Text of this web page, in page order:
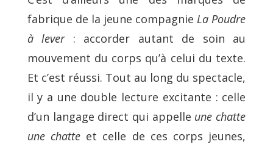
fabrique de la jeune compagnie La Poudre
à lever: accorder autant de soin au
mouvement du corps qu’à celui du texte.
Et c’est réussi. Tout au long du spectacle,
il y a une double lecture excitante : celle
d’un langage direct qui appelle une chatte
une chatte et celle de ces corps jeunes,